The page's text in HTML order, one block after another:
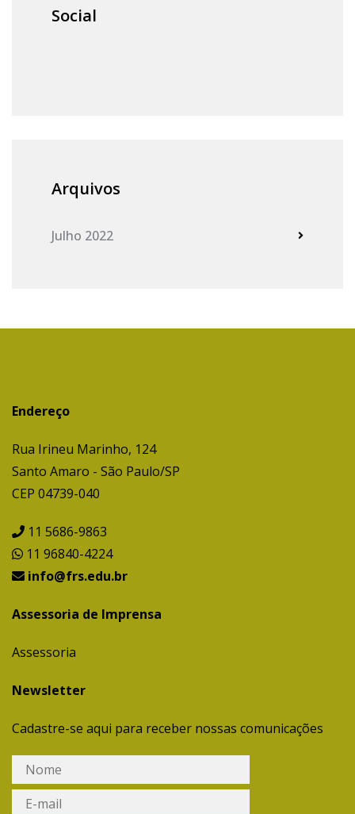
Social
Arquivos
Julho 2022
Endereço
Rua Irineu Marinho, 124
Santo Amaro - São Paulo/SP
CEP 04739-040
11 5686-9863
11 96840-4224
info@frs.edu.br
Assessoria de Imprensa
Assessoria
Newsletter
Cadastre-se aqui para receber nossas comunicações